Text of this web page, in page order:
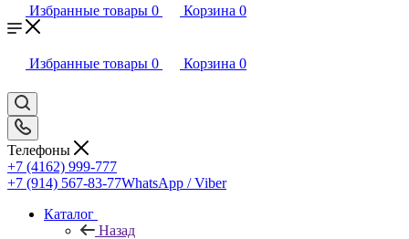
Избранные товары 0 Корзина 0
Избранные товары 0 Корзина 0
Телефоны
+7 (4162) 999-777
+7 (914) 567-83-77WhatsApp / Viber
Каталог
Назад